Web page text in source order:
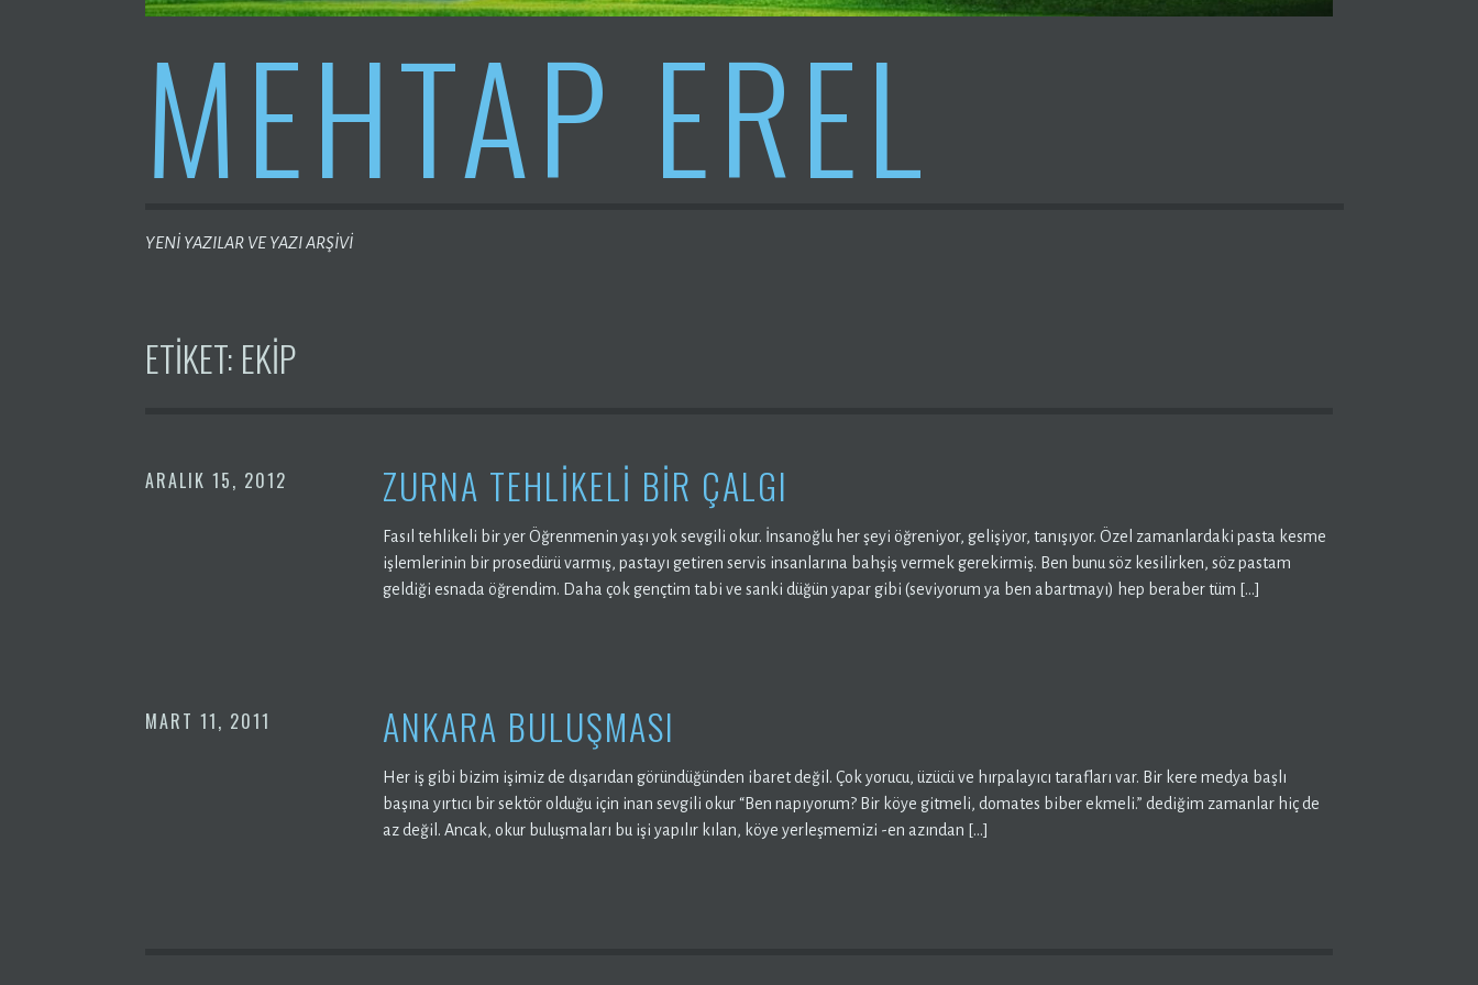
MEHTAP EREL
YENİ YAZILAR VE YAZI ARŞİVİ
ETIKET: EKIP
ARALIK 15, 2012 ZURNA TEHLİKELİ BİR ÇALGI
Fasıl tehlikeli bir yer Öğrenmenin yaşı yok sevgili okur. İnsanoğlu her şeyi öğreniyor, gelişiyor, tanışıyor. Özel zamanlardaki pasta kesme
işlemlerinin bir prosedürü varmış, pastayı getiren servis insanlarına bahşiş vermek gerekirmiş. Ben bunu söz kesilirken, söz pastam
geldiği esnada öğrendim. Daha çok gençtim tabi ve sanki düğün yapar gibi (seviyorum ya ben abartmayı) hep beraber tüm […]
MART 11, 2011 ANKARA BULUŞMASI
Her iş gibi bizim işimiz de dışarıdan göründüğünden ibaret değil. Çok yorucu, üzücü ve hırpalayıcı tarafları var. Bir kere medya başlı
başına yırtıcı bir sektör olduğu için inan sevgili okur “Ben napıyorum? Bir köye gitmeli, domates biber ekmeli.” dediğim zamanlar hiç de
az değil. Ancak, okur buluşmaları bu işi yapılır kılan, köye yerleşmemizi -en azından […]